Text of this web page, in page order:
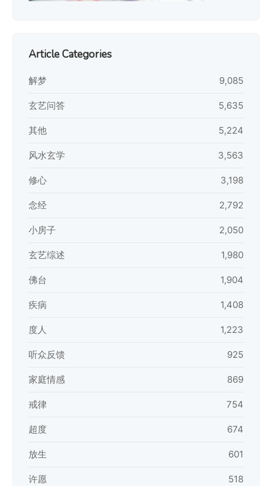
Article Categories
解梦 9,085
玄艺问答 5,635
其他 5,224
风水玄学 3,563
修心 3,198
念经 2,792
小房子 2,050
玄艺综述 1,980
佛台 1,904
疾病 1,408
度人 1,223
听众反馈 925
家庭情感 869
戒律 754
超度 674
放生 601
许愿 518